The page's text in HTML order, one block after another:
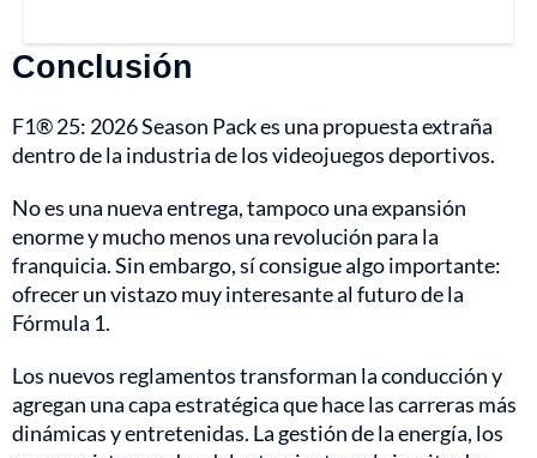
Conclusión
F1® 25: 2026 Season Pack es una propuesta extraña
dentro de la industria de los videojuegos deportivos.
No es una nueva entrega, tampoco una expansión
enorme y mucho menos una revolución para la
franquicia. Sin embargo, sí consigue algo importante:
ofrecer un vistazo muy interesante al futuro de la
Fórmula 1.
Los nuevos reglamentos transforman la conducción y
agregan una capa estratégica que hace las carreras más
dinámicas y entretenidas. La gestión de la energía, los